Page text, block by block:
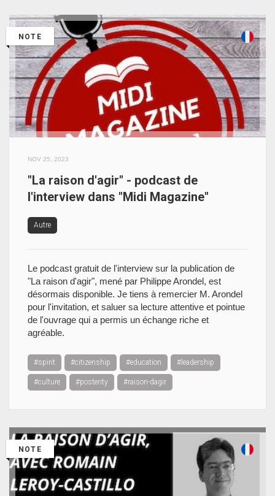
NOTE
NOV 25, 2023
"La raison d'agir" - podcast de
l'interview dans "Midi Magazine"
Autre
Le podcast gratuit de l'interview sur la publication de
"La raison d'agir", mené par Philippe Arondel, est
désormais disponible. Je tiens à remercier M. Arondel
pour l'invitation, et saluer sa lecture attentive et pointue
de l'ouvrage qui a permis un échange riche et
agréable.
#spirit #citizenship #education #leadership
#culture #posterity #raison-dagir
NOTE